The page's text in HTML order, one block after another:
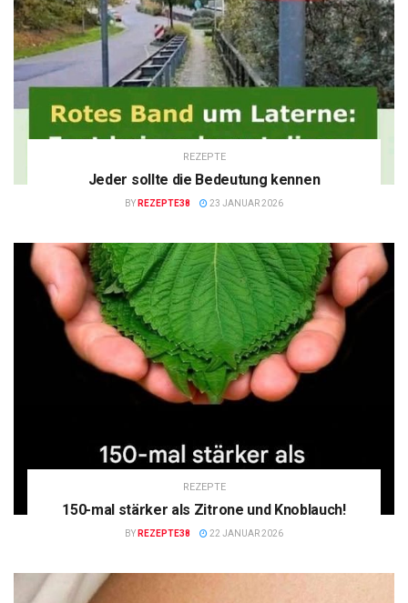
REZEPTE
Jeder sollte die Bedeutung kennen
BY REZEPTE38 23 JANUAR 2026
REZEPTE
150-mal stärker als Zitrone und Knoblauch!
BY REZEPTE38 22 JANUAR 2026